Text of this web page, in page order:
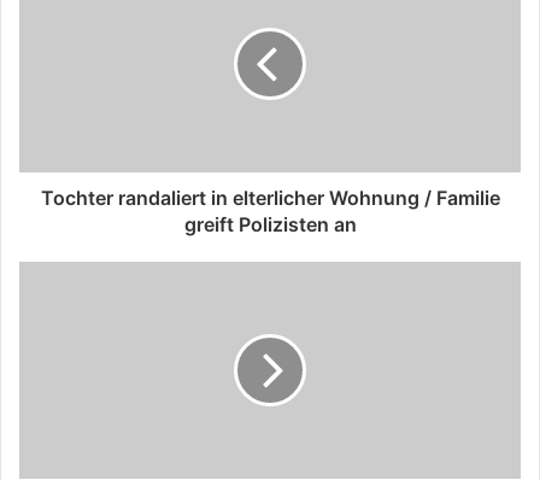
Tochter randaliert in elterlicher Wohnung / Familie
greift Polizisten an